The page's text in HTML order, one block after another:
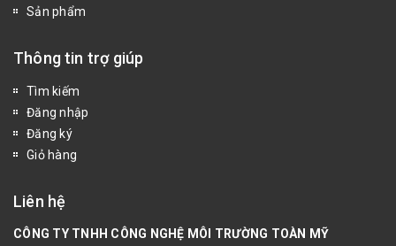
Sản phẩm
Thông tin trợ giúp
Tìm kiếm
Đăng nhập
Đăng ký
Giỏ hàng
Liên hệ
CÔNG TY TNHH CÔNG NGHỆ MÔI TRƯỜNG TOÀN MỸ